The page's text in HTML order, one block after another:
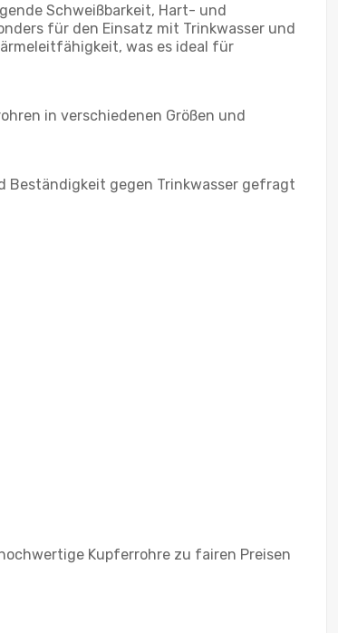
Schweißbarkeit, Hart- und
für den Einsatz mit Trinkwasser und
was es ideal für
in verschiedenen Größen und
Beständigkeit gegen Trinkwasser gefragt
Kupferrohre zu fairen Preisen